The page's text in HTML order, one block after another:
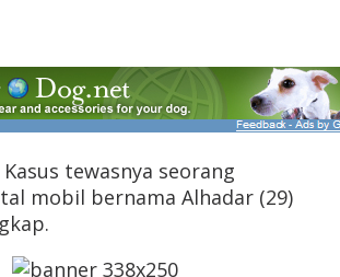
Kasus tewasnya seorang
mobil bernama Alhadar (29)